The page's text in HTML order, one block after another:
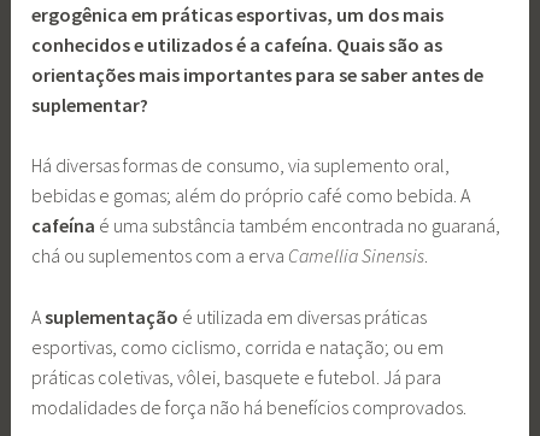
ergogênica em práticas esportivas, um dos mais
conhecidos e utilizados é a cafeína. Quais são as
orientações mais importantes para se saber antes de
suplementar?
Há diversas formas de consumo, via suplemento oral,
bebidas e gomas; além do próprio café como bebida. A
cafeína é uma substância também encontrada no guaraná,
chá ou suplementos com a erva Camellia Sinensis.
Asuplementação é utilizada em diversas práticas
esportivas, como ciclismo, corrida e natação; ou em
práticas coletivas, vôlei, basquete e futebol. Já para
modalidades de força não há benefícios comprovados.